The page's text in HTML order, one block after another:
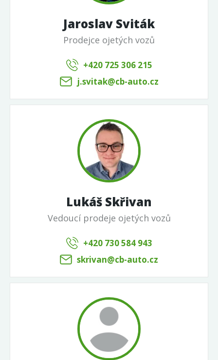
Jaroslav Sviták
Prodejce ojetých vozů
+420 725 306 215
j.svitak@cb-auto.cz
Lukáš Skřivan
Vedoucí prodeje ojetých vozů
+420 730 584 943
skrivan@cb-auto.cz